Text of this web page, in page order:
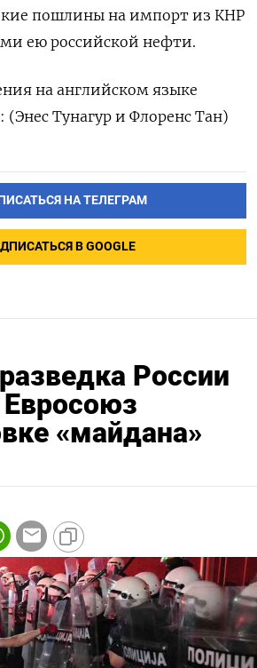
пошлины на импорт из КНР
ею российской нефти.
на английском языке
(Энес Тунагур и Флоренс Тан)
НА ТЕЛЕГРАМ
В GOOGLE
России
«майдана»